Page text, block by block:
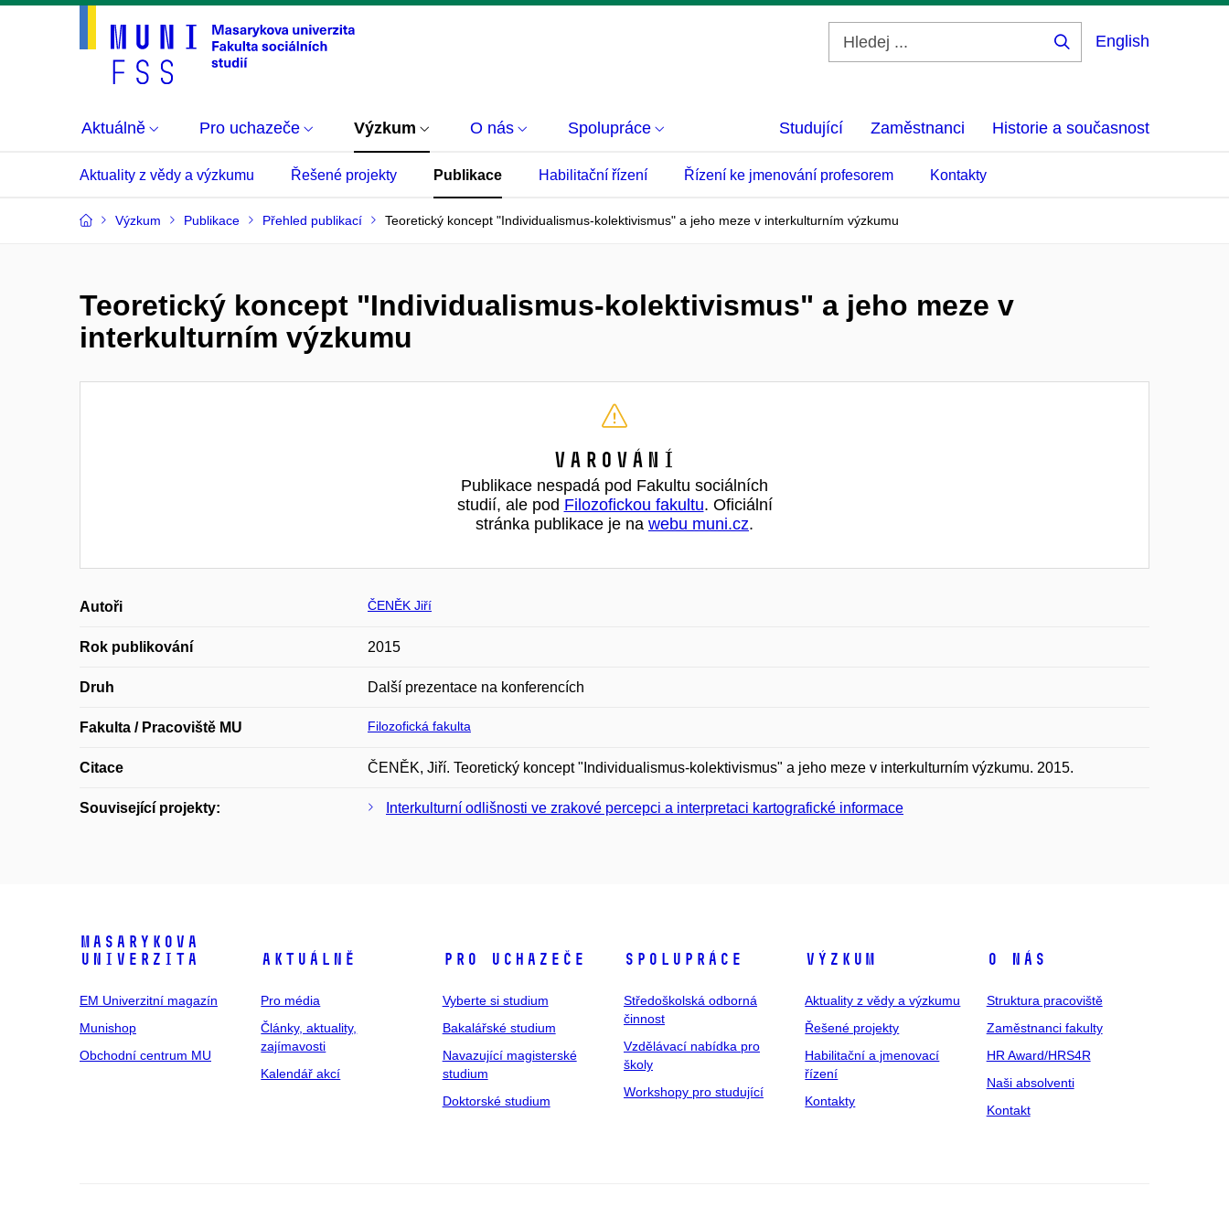
English
Aktuálně Pro uchazeče Výzkum O nás Spolupráce Studující Zaměstnanci Historie a současnost
Aktuality z vědy a výzkumu Řešené projekty Publikace Habilitační řízení Řízení ke jmenování profesorem Kontakty
Výzkum Publikace Přehled publikací Teoretický koncept "Individualismus-kolektivismus" a jeho meze v interkulturním výzkumu
Teoretický koncept "Individualismus-kolektivismus" a jeho meze v
interkulturním výzkumu
Varování
Publikace nespadá pod Fakultu sociálních
studií, ale pod Filozofickou fakultu. Oficiální
stránka publikace je na webu muni.cz.
Autoři ČENĚK Jiří
Rok publikování 2015
Druh Další prezentace na konferencích
Fakulta / Pracoviště MU Filozofická fakulta
Citace ČENĚK, Jiří. Teoretický koncept "Individualismus-kolektivismus" a jeho meze v interkulturním výzkumu. 2015.
Související projekty: Interkulturní odlišnosti ve zrakové percepci a interpretaci kartografické informace
Masarykova
univerzita
EM Univerzitní magazín
Munishop
Obchodní centrum MU
Aktuálně
Pro média
Články, aktuality,
zajímavosti
Kalendář akcí
Pro uchazeče
Vyberte si studium
Bakalářské studium
Navazující magisterské
studium
Doktorské studium
Spolupráce
Středoškolská odborná
činnost
Vzdělávací nabídka pro
školy
Workshopy pro studující
Výzkum
Aktuality z vědy a výzkumu
Řešené projekty
Habilitační a jmenovací
řízení
Kontakty
O nás
Struktura pracoviště
Zaměstnanci fakulty
HR Award/HRS4R
Naši absolventi
Kontakt